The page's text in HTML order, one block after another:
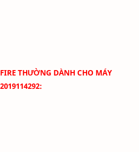
FIRE THƯỜNG DÀNH CHO MÁY
2019114292: